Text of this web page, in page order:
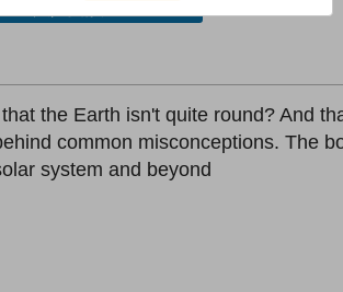
the Earth isn't quite round? And
common misconceptions. The
system and beyond